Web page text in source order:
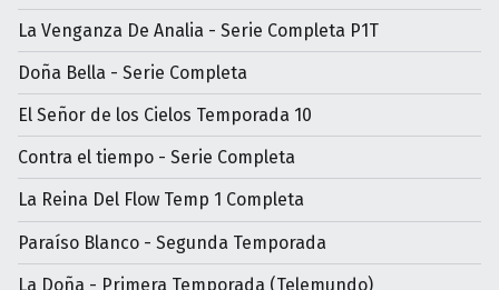
La Venganza De Analia - Serie Completa P1T
Doña Bella - Serie Completa
El Señor de los Cielos Temporada 10
Contra el tiempo - Serie Completa
La Reina Del Flow Temp 1 Completa
Paraíso Blanco - Segunda Temporada
La Doña - Primera Temporada (Telemundo)